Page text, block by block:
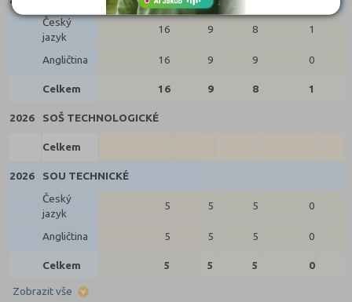
Český
jazyk
16 9 8 1
Angličtina 16 9 9 0
Celkem 16 9 8 1
2026 SOŠ TECHNOLOGICKÉ
Celkem
2026
SOU TECHNICKÉ
Český
jazyk
5 5 5 0
Angličtina 5 5 5 0
Celkem 5 5 5 0
Zobrazit vše